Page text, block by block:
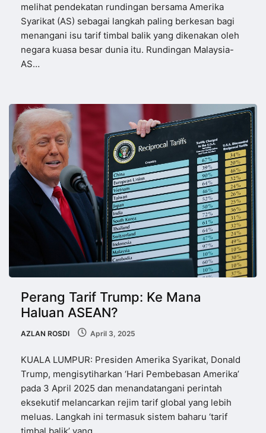
melihat pendekatan rundingan bersama Amerika
Syarikat (AS) sebagai langkah paling berkesan bagi
menangani isu tarif timbal balik yang dikenakan oleh
negara kuasa besar dunia itu. Rundingan Malaysia-
AS…
Perang Tarif Trump: Ke Mana
Haluan ASEAN?
AZLAN ROSDI April 3, 2025
KUALA LUMPUR: Presiden Amerika Syarikat, Donald
Trump, mengisytiharkan ‘Hari Pembebasan Amerika’
pada 3 April 2025 dan menandatangani perintah
eksekutif melancarkan rejim tarif global yang lebih
meluas. Langkah ini termasuk sistem baharu ‘tarif